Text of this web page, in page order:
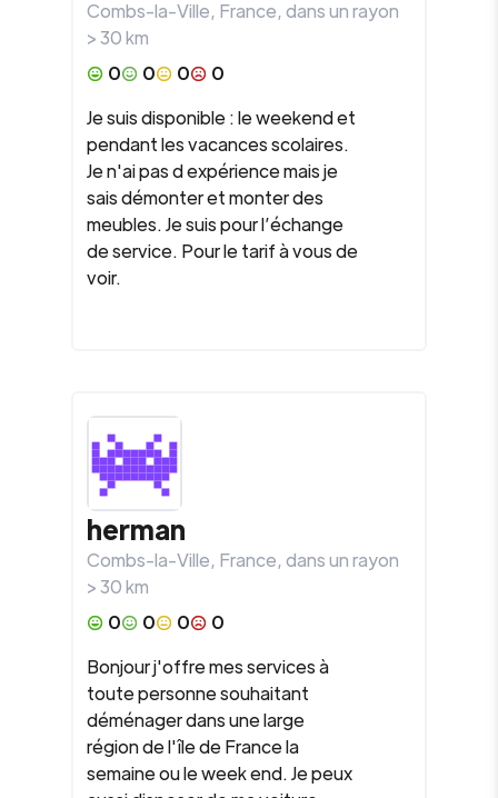
Combs-la-Ville, France, dans un rayon
>30km
0
0 0
0
Je suis disponible : le weekend et
pendant les vacances scolaires.
Je n'ai pas d expérience mais je
sais démonter et monter des
meubles. Je suis pour l’échange
de service. Pour le tarif à vous de
voir.
herman
Combs-la-Ville, France, dans un rayon
>30km
0
0 0
0
Bonjour j'offre mes services à
toute personne souhaitant
déménager dans une large
région de l'île de France la
semaine ou le week end. Je peux